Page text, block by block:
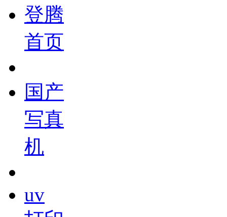
登腾
首页
国产
写真
机
uv